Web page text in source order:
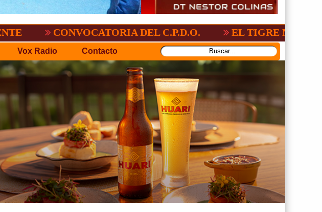
CONVOCATORIA DEL C.P.D.O. EL TIGRE NO PERDONO A
Vox Radio Contacto